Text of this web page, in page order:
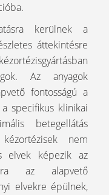
kerülnek a
áttekintésre
Az anyagok
fontosságú a
a specifikus klinikai
betegellátás
nem
elvek képezik az
az alapvető
elvekre épülnek,